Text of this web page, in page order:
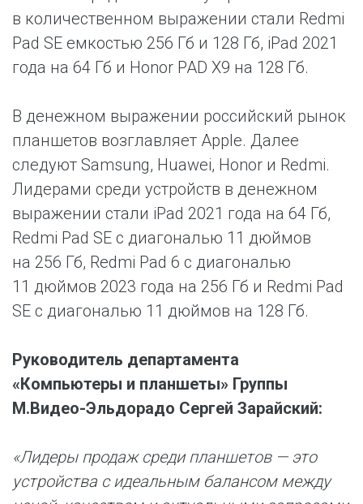
в количественном выражении стали Redmi
Pad SE емкостью 256 Гб и 128 Гб, iPad 2021
года на 64 Гб и Honor PAD X9 на 128 Гб.
В денежном выражении российский рынок
планшетов возглавляет Apple. Далее
следуют Samsung, Huawei, Honor и Redmi.
Лидерами среди устройств в денежном
выражении стали iPad 2021 года на 64 Гб,
Redmi Pad SE с диагональю 11 дюймов
на 256 Гб, Redmi Pad 6 с диагональю
11 дюймов 2023 года на 256 Гб и Redmi Pad
SE с диагональю 11 дюймов на 128 Гб.
Руководитель департамента
«Компьютеры и планшеты» Группы
М.Видео-Эльдорадо Сергей Зарайский:
«Лидеры продаж среди планшетов — это
устройства с идеальным балансом между